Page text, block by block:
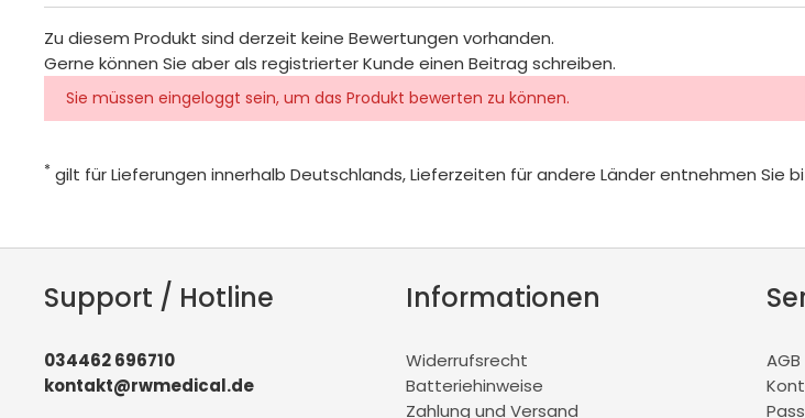
Zu diesem Produkt sind derzeit keine Bewertungen vorhanden.
Gerne können Sie aber als registrierter Kunde einen Beitrag schreiben.
Sie müssen eingeloggt sein, um das Produkt bewerten zu können.
* gilt für Lieferungen innerhalb Deutschlands, Lieferzeiten für andere Länder entnehmen
Support / Hotline
034462 696710
kontakt@rwmedical.de
Informationen
Widerrufsrecht
Batteriehinweise
Zahlung und Versand
AGB